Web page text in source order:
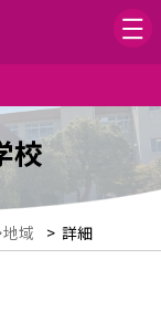
校
地域 > 詳細